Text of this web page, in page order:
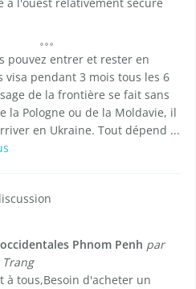
pouvez entrer et rester en
visa pendant 3 mois tous les 6
de la frontière se fait sans
la Pologne ou de la Moldavie, il
en Ukraine. Tout dépend ...
Phnom Penh par
à tous,Besoin d'acheter un